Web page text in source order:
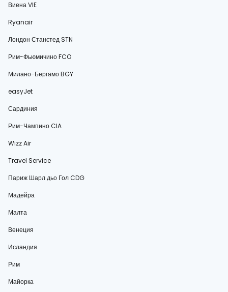
Виена VIE
Ryanair
Лондон Станстед STN
Рим-Фьюмичино FCO
Милано-Бергамо BGY
easyJet
Сардиния
Рим-Чампино CIA
Wizz Air
Travel Service
Париж Шарл дьо Гол CDG
Мадейра
Малта
Венеция
Исландия
Рим
Майорка